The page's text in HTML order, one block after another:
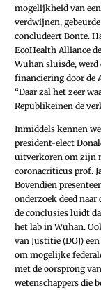
mogelijkheid van
verdwijnen, gebeurde
concludeert Bonte.
EcoHealth Alliance
Wuhan sluisde,
financiering door de
“Daar zal het zeer
Republikeinen de
Inmiddels kennen
president-elect
uitverkoren om zijn
coronacriticus prof.
Bovendien
onderzoek deed naar
de conclusies luidt
het lab in Wuhan.
van Justitie (DOJ)
om mogelijke
met de oorsprong
wetenschappers die